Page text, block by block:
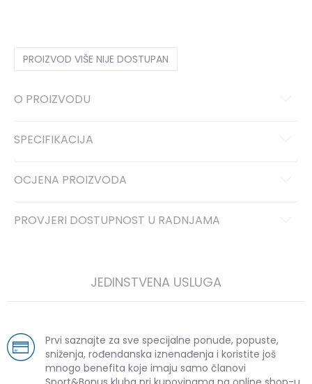
PROIZVOD VIŠE NIJE DOSTUPAN
O PROIZVODU
SPECIFIKACIJA
OCJENA PROIZVODA
PROVJERI DOSTUPNOST U RADNJAMA
JEDINSTVENA USLUGA
Prvi saznajte za sve specijalne ponude, popuste,
sniženja, rođendanska iznenađenja i koristite još
mnogo benefita koje imaju samo članovi